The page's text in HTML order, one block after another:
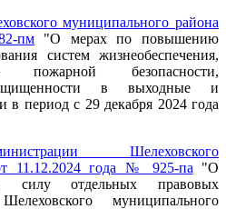
муниципального района
пм"О мерах по повышению
систем жизнеобеспечения,
пожарной безопасности,
защищенности в выходные и
в период с 29 декабря 2024 года
Шелеховского
11.12.2024 года № 925-па "О
силу отдельных правовых
муниципального